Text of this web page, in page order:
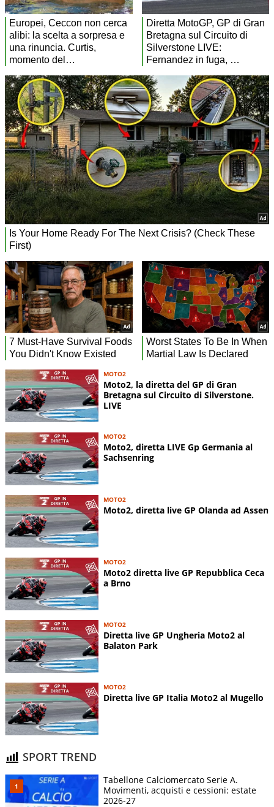
MOTO2
Moto2, la diretta del GP di Gran
Bretagna sul Circuito di Silverstone.
LIVE
MOTO2
Moto2, diretta LIVE Gp Germania al
Sachsenring
MOTO2
Moto2, diretta live GP Olanda ad Assen
MOTO2
Moto2 diretta live GP Repubblica Ceca
a Brno
MOTO2
Diretta live GP Ungheria Moto2 al
Balaton Park
MOTO2
Diretta live GP Italia Moto2 al Mugello
SPORT TREND
Tabellone Calciomercato Serie A.
Movimenti, acquisti e cessioni: estate
2026-27